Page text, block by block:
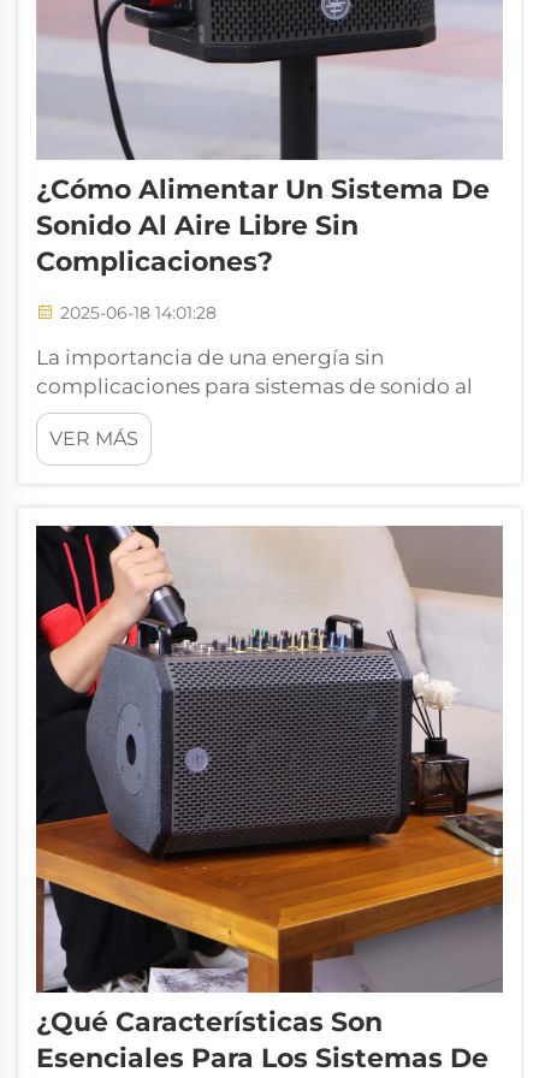
¿Cómo Alimentar Un Sistema De
Sonido Al Aire Libre Sin
Complicaciones?
2025-06-18 14:01:28
La importancia de una energía sin
complicaciones para sistemas de sonido al
aire libre Por qué la energía confiable es
importante para audio al aire libre Tener
electricidad dependiente marca toda la
buen sonido en eventos al aire libre. Las fallas
de energía durante...
VER MÁS
¿Qué Características Son
Esenciales Para Los Sistemas De